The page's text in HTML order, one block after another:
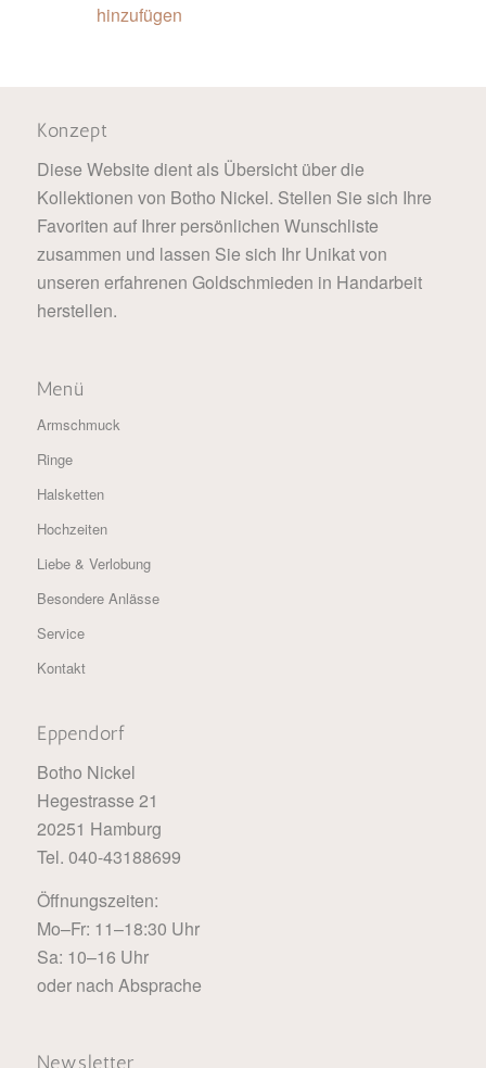
hinzufügen
Konzept
Diese Website dient als Übersicht über die
Kollektionen von Botho Nickel. Stellen Sie sich Ihre
Favoriten auf Ihrer persönlichen Wunschliste
zusammen und lassen Sie sich Ihr Unikat von
unseren erfahrenen Goldschmieden in Handarbeit
herstellen.
Menü
Armschmuck
Ringe
Halsketten
Hochzeiten
Liebe & Verlobung
Besondere Anlässe
Service
Kontakt
Eppendorf
Botho Nickel
Hegestrasse 21
20251 Hamburg
Tel. 040-43188699
Öffnungszeiten:
Mo–Fr: 11–18:30 Uhr
Sa: 10–16 Uhr
oder nach Absprache
Newsletter